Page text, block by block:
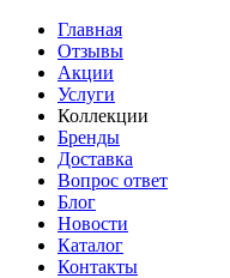
Главная
Отзывы
Акции
Услуги
Коллекции
Бренды
Доставка
Вопрос ответ
Блог
Новости
Каталог
Контакты